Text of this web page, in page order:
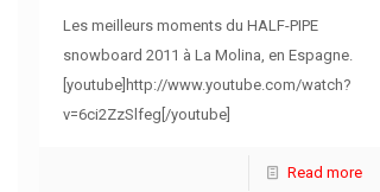
Les meilleurs moments du HALF-PIPE
snowboard 2011 à La Molina, en Espagne.
[youtube]http://www.youtube.com/watch?
v=6ci2ZzSlfeg[/youtube]
Read more